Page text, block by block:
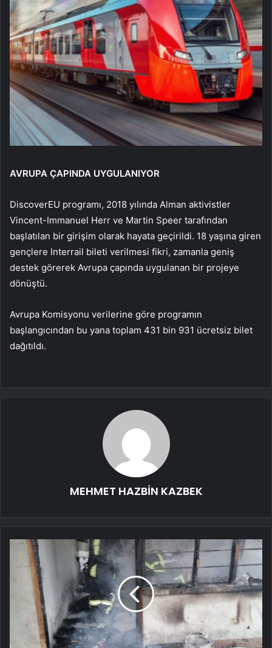
AVRUPA ÇAPINDA UYGULANIYOR
DiscoverEU programı, 2018 yılında Alman aktivistler
Vincent-Immanuel Herr ve Martin Speer tarafından
başlatılan bir girişim olarak hayata geçirildi. 18 yaşına giren
gençlere Interrail bileti verilmesi fikri, zamanla geniş
destek görerek Avrupa çapında uygulanan bir projeye
dönüştü.
Avrupa Komisyonu verilerine göre programın
başlangıcından bu yana toplam 431 bin 931 ücretsiz bilet
dağıtıldı.
MEHMET HAZBİN KAZBEK